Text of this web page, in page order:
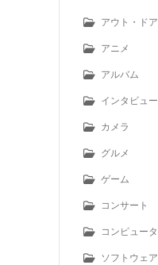
アウト・ドア
アニメ
アルバム
インタビュー
カメラ
グルメ
ゲーム
コンサート
コンピュータ
ソフトウェア